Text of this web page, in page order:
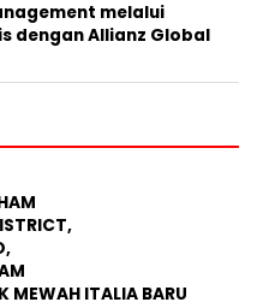
melalui
dengan Allianz Global
MEWAH ITALIA BARU